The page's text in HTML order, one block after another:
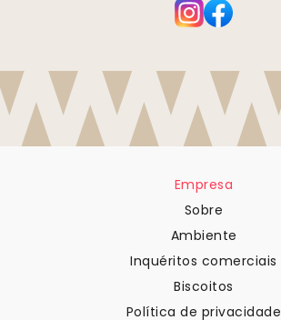
Empresa
Sobre
Ambiente
Inquéritos comerciais
Biscoitos
Política de privacidade